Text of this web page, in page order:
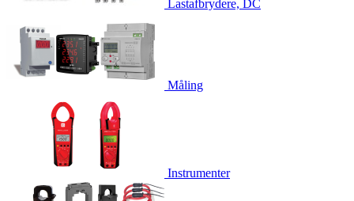
Lastafbrydere, DC
Måling
Instrumenter